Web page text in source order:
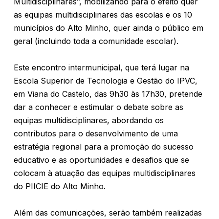
as equipas multidisciplinares das escolas e os 10
municípios do Alto Minho, quer ainda o público em
geral (incluindo toda a comunidade escolar).
Este encontro intermunicipal, que terá lugar na
Escola Superior de Tecnologia e Gestão do IPVC,
em Viana do Castelo, das 9h30 às 17h30, pretende
dar a conhecer e estimular o debate sobre as
equipas multidisciplinares, abordando os
contributos para o desenvolvimento de uma
estratégia regional para a promoção do sucesso
educativo e as oportunidades e desafios que se
colocam à atuação das equipas multidisciplinares
do PIICIE do Alto Minho.
Além das comunicações, serão também realizadas